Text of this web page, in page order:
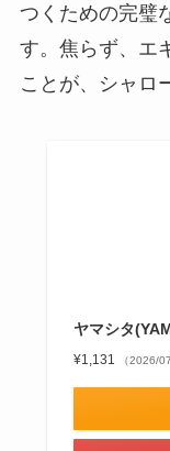
つくための完璧
す。焦らず、エ
ことが、シャロ
ヤマシタ
¥1,131 （2026/